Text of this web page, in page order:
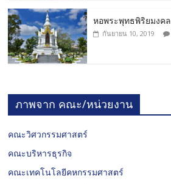
หอพระพุทธพิริยมงคล
กันยายน 10, 2019
ภาพจาก คณะ/หน่วยงาน
คณะวิศวกรรมศาสตร์
คณะบริหารธุรกิจ
คณะเทคโนโลยีคหกรรมศาสตร์